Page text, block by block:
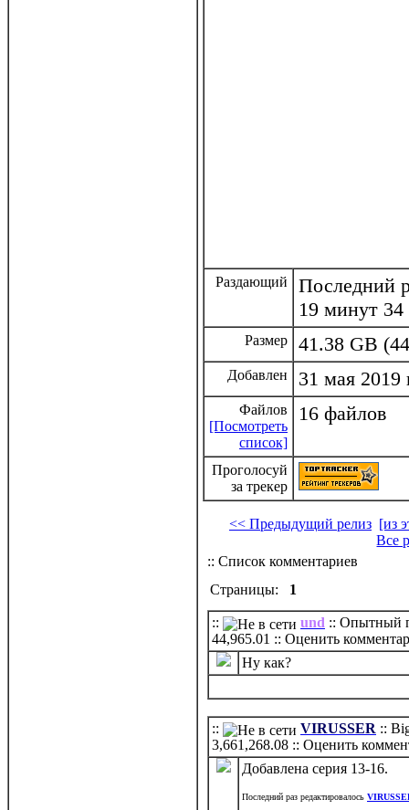
Раздающий
Последний
19 минут
Размер 41.38 GB
Добавлен 31 мая 2019
Файлов
[Посмотреть
список]
16 файлов
Проголосуй
за трекер
<< Предыдущий релиз [из
Все
:: Список комментариев
Страницы:
1
:: und :: Опытный
44,965.01 :: Оценить
Ну как?
:: VIRUSSER ::
3,661,268.08 :: Оценить
Добавлена серия 13-16.
Последний раз редактировалось